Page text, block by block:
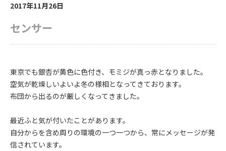
2017年11月26日
センサー
東京でも銀杏が黄色に色付き、モミジが真っ赤となりました。
空気が乾燥しいよいよ冬の様相となってきております。
布団から出るのが厳しくなってきました。
最近ふと気が付いたことがあります。
自分からを含め周りの環境の一つ一つから、常にメッセージが発
信されています。